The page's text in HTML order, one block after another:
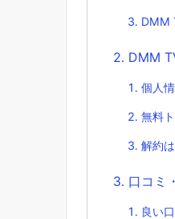
DMM
DMM
個人
無料
解約
口コミ
良い